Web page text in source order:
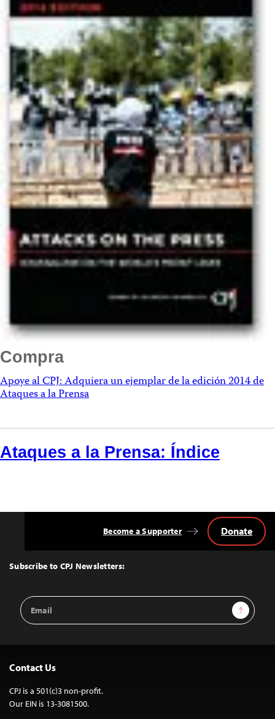
Compra
Apoye al CPJ: Adquiera un ejemplar de la edición 2014 de
Ataques a la Prensa
Ataques a la Prensa: Índice
Top
Subscribe to CPJ Newsletters:
Email
Address
Sign Up
Become a Supporter Donate
Contact Us
CPJ is a 501(c)3 non-profit.
Our EIN is 13-3081500.